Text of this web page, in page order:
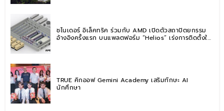
ชไนเดอร์ อิเล็คทริค ร่วมกับ AMD เปิดตัวสถาปัตยกรรม
อ้างอิงครั้งแรก บนแพลตฟอร์ม “Helios” เร่งการติดตั้งใช้
TRUE คิกออฟ Gemini Academy เสริมทักษะ AI
นักศึกษา